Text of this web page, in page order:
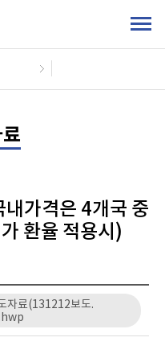
가격은 4개국 중
환율 적용시)
자료(131212보도.